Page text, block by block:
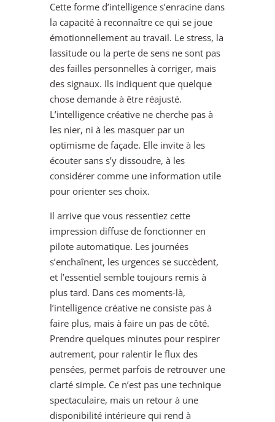
Cette forme d’intelligence s’enracine dans
la capacité à reconnaître ce qui se joue
émotionnellement au travail. Le stress, la
lassitude ou la perte de sens ne sont pas
des failles personnelles à corriger, mais
des signaux. Ils indiquent que quelque
chose demande à être réajusté.
L’intelligence créative ne cherche pas à
les nier, ni à les masquer par un
optimisme de façade. Elle invite à les
écouter sans s’y dissoudre, à les
considérer comme une information utile
pour orienter ses choix.
Il arrive que vous ressentiez cette
impression diffuse de fonctionner en
pilote automatique. Les journées
s’enchaînent, les urgences se succèdent,
et l’essentiel semble toujours remis à
plus tard. Dans ces moments-là,
l’intelligence créative ne consiste pas à
faire plus, mais à faire un pas de côté.
Prendre quelques minutes pour respirer
autrement, pour ralentir le flux des
pensées, permet parfois de retrouver une
clarté simple. Ce n’est pas une technique
spectaculaire, mais un retour à une
disponibilité intérieure qui rend à